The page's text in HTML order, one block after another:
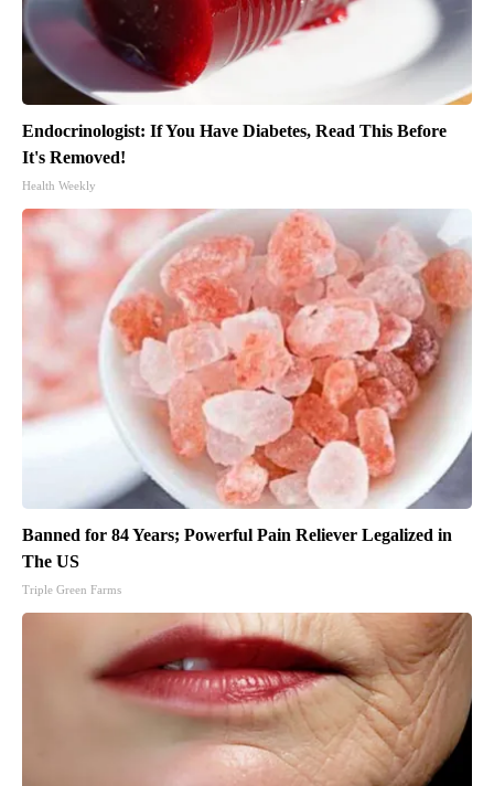
Endocrinologist: If You Have Diabetes, Read This Before
It's Removed!
Health Weekly
Banned for 84 Years; Powerful Pain Reliever Legalized in
The US
Triple Green Farms